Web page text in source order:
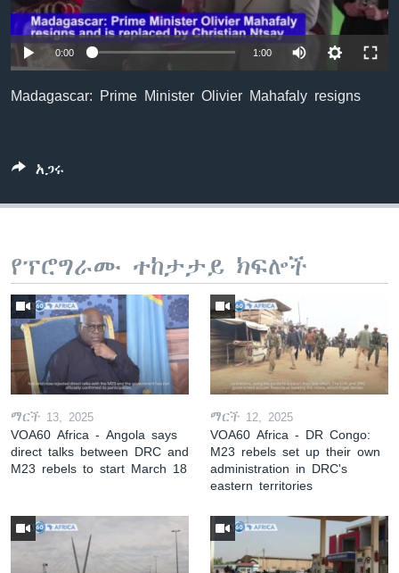
ቋንቋዎች
0:00 1:00
Madagascar: Prime Minister Olivier Mahafaly resigns
አጋሩ
የፕሮግራሙ ተከታታይ ክፍሎች
ማርች 13, 2025
VOA60 Africa - Angola says
direct talks between DRC and
M23 rebels to start March 18
ማርች 12, 2025
VOA60 Africa - DR Congo:
M23 rebels set up their own
administration in DRC's
eastern territories